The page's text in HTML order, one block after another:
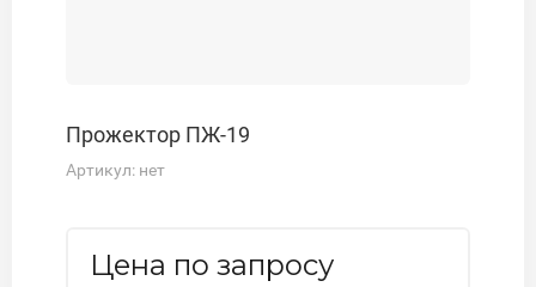
Прожектор ПЖ-19
Артикул: нет
Цена по запросу